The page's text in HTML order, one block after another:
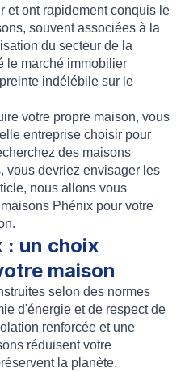
et ont rapidement conquis le
souvent associées à la
du secteur de la
le marché immobilier
indélébile sur le
votre propre maison, vous
entreprise choisir pour
des maisons
vous devriez envisager les
nous allons vous
Phénix pour votre
: un choix
maison
selon des normes
d'énergie et de respect de
renforcée et une
réduisent votre
la planète.